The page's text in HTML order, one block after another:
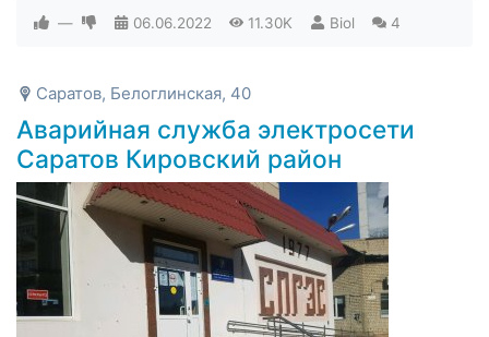
— 06.06.2022 11.30K Biol 4
Саратов, Белоглинская, 40
Аварийная служба электросети
Саратов Кировский район